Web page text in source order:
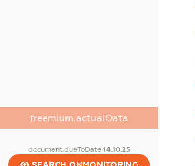
freemium.actualData
document.dueToDate 14.10.25